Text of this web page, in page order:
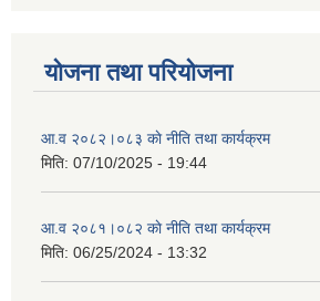
योजना तथा परियोजना
आ.व २०८२।०८३ काे नीति तथा कार्यक्रम
मिति: 07/10/2025 - 19:44
आ.व २०८१।०८२ काे नीति तथा कार्यक्रम
मिति: 06/25/2024 - 13:32